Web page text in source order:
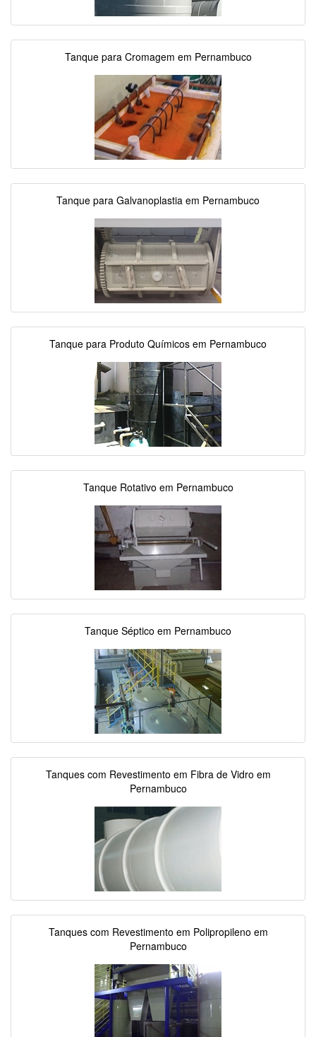
Tanque para Cromagem em Pernambuco
Tanque para Galvanoplastia em Pernambuco
Tanque para Produto Químicos em Pernambuco
Tanque Rotativo em Pernambuco
Tanque Séptico em Pernambuco
Tanques com Revestimento em Fibra de Vidro em
Pernambuco
Tanques com Revestimento em Polipropileno em
Pernambuco